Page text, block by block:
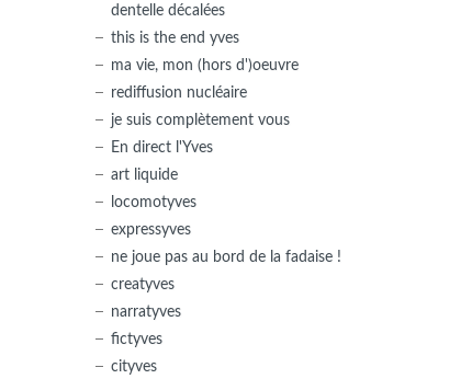
dentelle décalées
this is the end yves
ma vie, mon (hors d')oeuvre
rediffusion nucléaire
je suis complètement vous
En direct l'Yves
art liquide
locomotyves
expressyves
ne joue pas au bord de la fadaise !
creatyves
narratyves
fictyves
cityves